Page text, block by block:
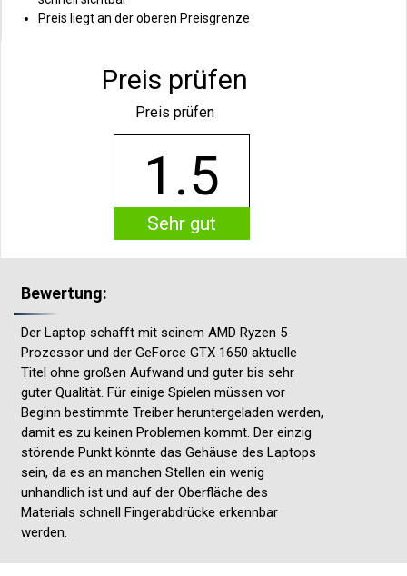
Preis liegt an der oberen Preisgrenze
Preis prüfen
Preis prüfen
1.5
Sehr gut
Bewertung:
Der Laptop schafft mit seinem AMD Ryzen 5
Prozessor und der GeForce GTX 1650 aktuelle
Titel ohne großen Aufwand und guter bis sehr
guter Qualität. Für einige Spielen müssen vor
Beginn bestimmte Treiber heruntergeladen werden,
damit es zu keinen Problemen kommt. Der einzig
störende Punkt könnte das Gehäuse des Laptops
sein, da es an manchen Stellen ein wenig
unhandlich ist und auf der Oberfläche des
Materials schnell Fingerabdrücke erkennbar
werden.